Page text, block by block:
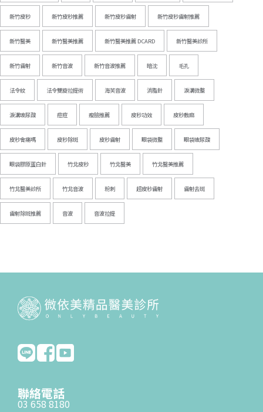
新竹皮秒 新竹皮秒推薦 新竹皮秒雷射 新竹皮秒雷射推薦
新竹醫美 新竹醫美推薦 新竹醫美推薦 DCARD 新竹醫美診所
新竹雷射 新竹音波 新竹音波推薦 暗沈 毛孔
法令紋 法令雙旋拉提術 海芙音波 消脂針 淚溝微整
淚溝玻尿酸 痘痘 瘦臉推薦 皮秒功效 皮秒敷麻
皮秒會痛嗎 皮秒除斑 皮秒雷射 眼袋微整 眼袋玻尿酸
眼袋膠原蛋白針 竹北皮秒 竹北醫美 竹北醫美推薦
竹北醫美診所 竹北音波 粉刺 超皮秒雷射 雷射去斑
雷射除斑推薦 音波 音波拉提
聯絡電話
03 658 8180